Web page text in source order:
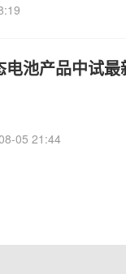
池产品中试最
05 21:44